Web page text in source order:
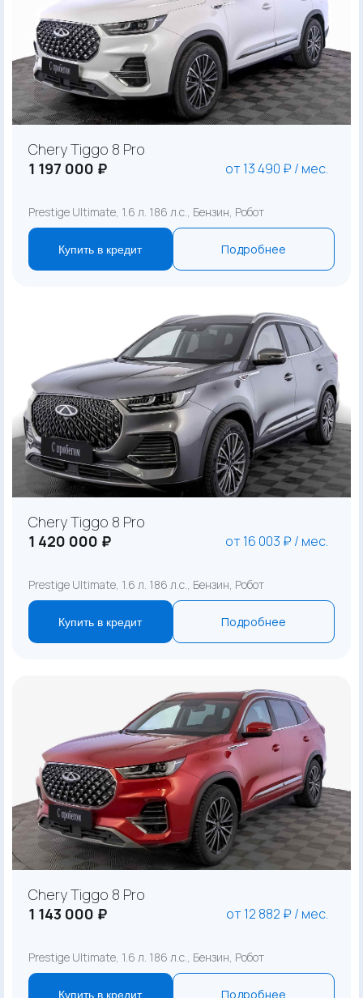
Chery Tiggo 8 Pro
1 197 000 ₽
от 13 490 ₽ / мес.
Prestige Ultimate, 1.6 л. 186 л.с., Бензин, Робот
Купить в кредит Подробнее
Chery Tiggo 8 Pro
1 420 000 ₽
от 16 003 ₽ / мес.
Prestige Ultimate, 1.6 л. 186 л.с., Бензин, Робот
Купить в кредит Подробнее
Chery Tiggo 8 Pro
1 143 000 ₽
от 12 882 ₽ / мес.
Prestige Ultimate, 1.6 л. 186 л.с., Бензин, Робот
Купить в кредит Подробнее